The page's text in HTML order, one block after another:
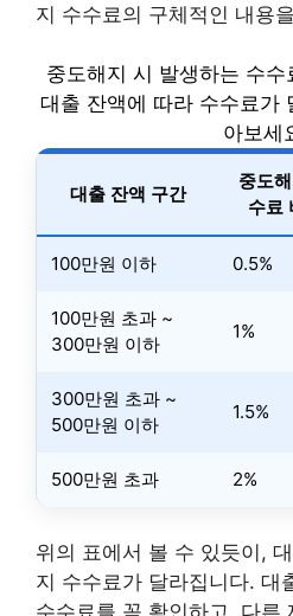
지 수수료의 구체적인 내용
중도해지 시 발생하는 수
대출 잔액에 따라 수수료가
아보세
대출 잔액 구간
중도
수료
100만원 이하 0.5%
100만원 초과 ~
300만원 이하
1%
300만원 초과 ~
500만원 이하
1.5%
500만원 초과 2%
위의 표에서 볼 수 있듯이,
지 수수료가 달라집니다. 대
수수료를 꼭 확인하고, 다른